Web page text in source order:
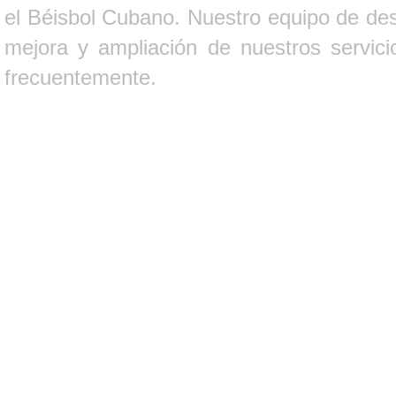
el Béisbol Cubano. Nuestro equipo de
mejora y ampliación de nuestros
frecuentemente.